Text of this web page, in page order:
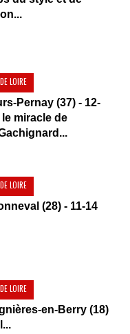
LOIRE
Pernay (37) - 12-
le miracle de
LOIRE
(28) - 11-14
LOIRE
en-Berry (18)